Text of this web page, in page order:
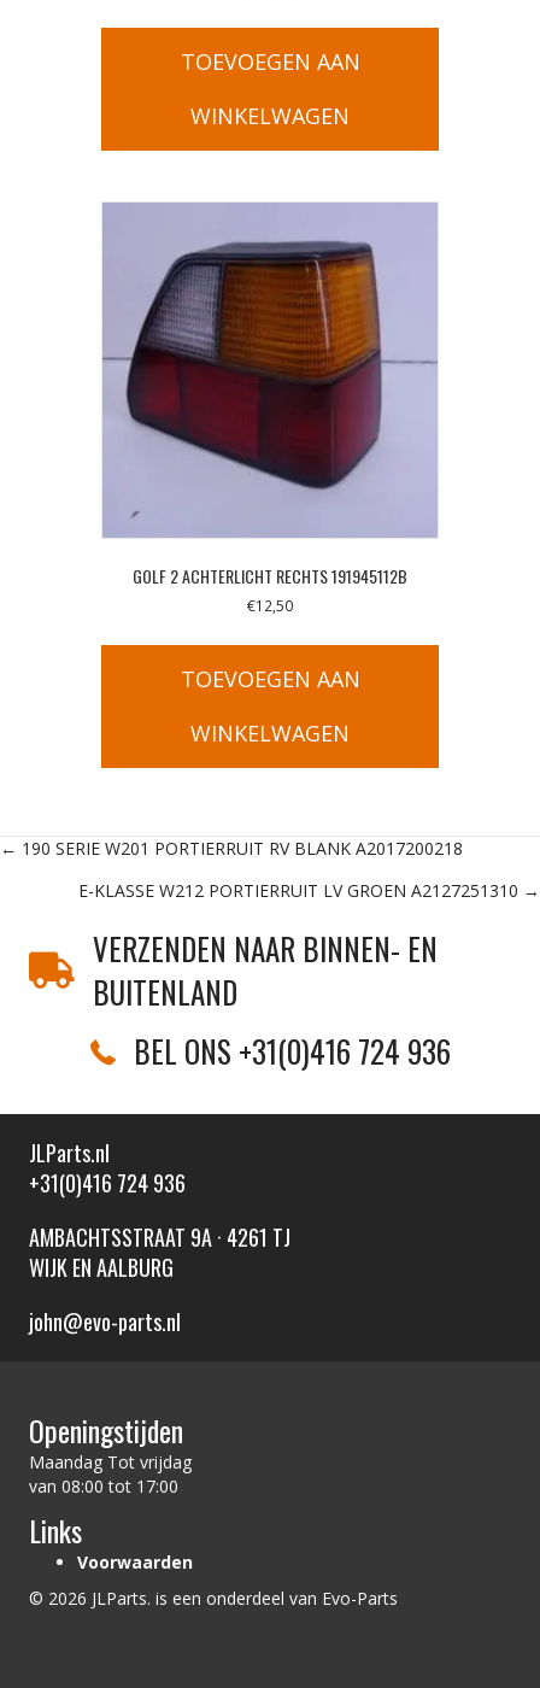
TOEVOEGEN AAN
WINKELWAGEN
GOLF 2 ACHTERLICHT RECHTS 191945112B
€12,50
TOEVOEGEN AAN
WINKELWAGEN
Posts
navigation
← 190 SERIE W201 PORTIERRUIT RV BLANK A2017200218
E-KLASSE W212 PORTIERRUIT LV GROEN A2127251310 →
VERZENDEN NAAR BINNEN- EN
BUITENLAND
BEL ONS +31(0)416 724 936
JLParts.nl
+31(0)416 724 936
AMBACHTSSTRAAT 9A · 4261 TJ
WIJK EN AALBURG
john@evo-parts.nl
Openingstijden
Maandag Tot vrijdag
van 08:00 tot 17:00
Links
Voorwaarden
© 2026 JLParts. is een onderdeel van Evo-Parts